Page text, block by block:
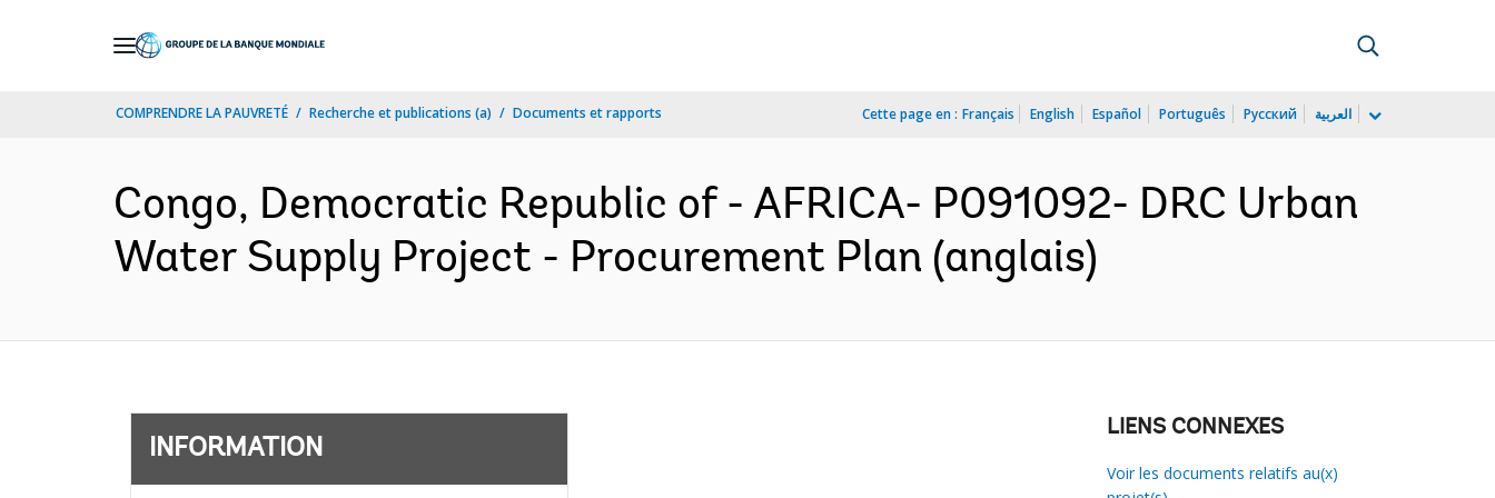
COMPRENDRE LA PAUVRETÉ Recherche et publications (a) Documents et rapports Cette page en : Français English Español Português Русский العربية
Congo, Democratic Republic of - AFRICA- P091092- DRC Urban
Water Supply Project - Procurement Plan (anglais)
INFORMATION
LIENS CONNEXES
Voir les documents relatifs au(x)